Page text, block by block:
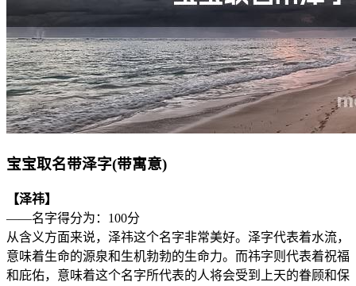
宝宝取名带泽字(带寓意)
【泽祎】
——名字得分为：100分
从含义方面来说，泽祎这个名字非常美好。泽字代表着水流，
意味着生命的源泉和生机勃勃的生命力。而祎字则代表着祝福
和庇佑，意味着这个名字所代表的人将会受到上天的眷顾和保